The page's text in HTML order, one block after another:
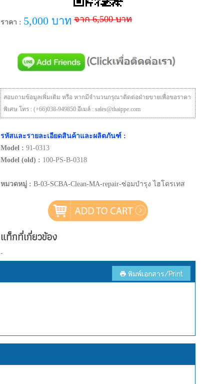
ราคา : 5,000 บาท จาก 6,500 บาท
สอบถามข้อมูลเพิ่มเติม หรือ หากมีจำนวนกรุณาติดต่อฝ่ายขายเพื่อขอราคา
พิเศษ โทร : (+66)038-949850 อีเมล์ : sales@thaippe.com
รหัสและรายละเอียดสินค้าและผลิตภันฑ์ :
Model : 91-0313
Model (old) : 100-PS-B-0318
หมวดหมู่ : B-03-SCBA-Clean-MA-repair-ซ่อมบำรุง ไฮโดรเทส
แท็กที่เกี่ยวข้อง
-
พิมพ์เอกสาร/Print